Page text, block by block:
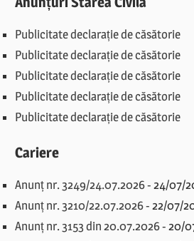
Publicitate declarație de căsătorie
Publicitate declarație de căsătorie
Publicitate declarație de căsătorie
Publicitate declarație de căsătorie
Publicitate declarație de căsătorie
Cariere
Anunț nr. 3249/24.07.2026-24/07/
Anunț nr. 3210/22.07.2026-22/07/
Anunț nr. 3153 din 20.07.2026-20/